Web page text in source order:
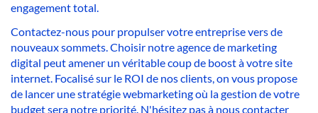
engagement total.
Contactez-nous pour propulser votre entreprise vers de
nouveaux sommets. Choisir notre agence de marketing
digital peut amener un véritable coup de boost à votre site
internet. Focalisé sur le ROI de nos clients, on vous propose
de lancer une stratégie webmarketing où la gestion de votre
budget sera notre priorité. N'hésitez pas à nous contacter